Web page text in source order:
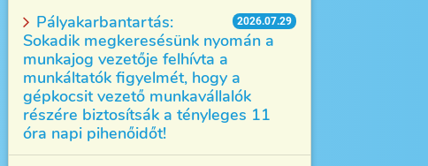
2026.07.29
Pályakarbantartás:
Sokadik megkeresésünk nyomán a
munkajog vezetője felhívta a
munkáltatók figyelmét, hogy a
gépkocsit vezető munkavállalók
részére biztosítsák a tényleges 11
óra napi pihenőidőt!